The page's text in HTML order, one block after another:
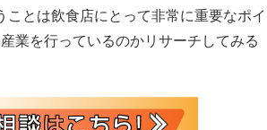
とは飲食店にとって非常に重要なポイ
業を行っているのかリサーチしてみる